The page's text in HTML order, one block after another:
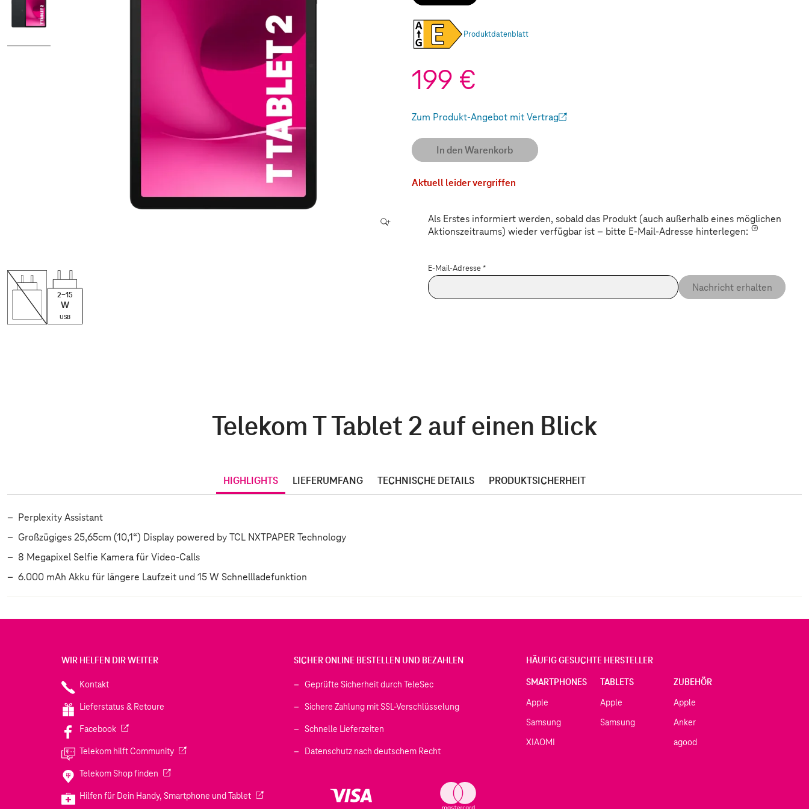
Produktdatenblatt
199 €
Zum Produkt-Angebot mit Vertrag
(Wird in einem neuen Tab geöffnet)
In den Warenkorb
Aktuell leider vergriffen
Als Erstes informiert werden, sobald das Produkt (auch außerhalb eines möglichen
Aktionszeitraums) wieder verfügbar ist – bitte E-Mail-Adresse hinterlegen: *
E-Mail-Adresse*
Nachricht erhalten
W
USB
2-15
Telekom T Tablet 2 auf einen Blick
HIGHLIGHTS LIEFERUMFANG TECHNISCHE DETAILS PRODUKTSICHERHEIT
Perplexity Assistant
Großzügiges 25,65cm (10,1“) Display powered by TCL NXTPAPER Technology
8 Megapixel Selfie Kamera für Video-Calls
6.000 mAh Akku für längere Laufzeit und 15 W Schnellladefunktion
WIR HELFEN DIR WEITER
Kontakt
Lieferstatus & Retoure
Facebook(Wird in einem neuen Tab geöffnet)
Telekom hilft Community(Wird in einem neuen Tab geöffnet)
Telekom Shop finden (Wird in einem neuen Tab geöffnet)
Hilfen für Dein Handy, Smartphone und Tablet(Wird in einem neuen Tab geöffnet)
SICHER ONLINE BESTELLEN UND BEZAHLEN
Geprüfte Sicherheit durch TeleSec
Sichere Zahlung mit SSL-Verschlüsselung
Schnelle Lieferzeiten
Datenschutz nach deutschem Recht
HÄUFIG GESUCHTE HERSTELLER
SMARTPHONES
Apple
Samsung
XIAOMI
TABLETS
Apple
Samsung
ZUBEHÖR
Apple
Anker
agood